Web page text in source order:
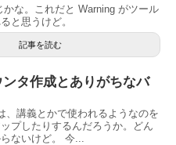
かな。これだと Warning がツール
と思うけど。
記事を読む
タ作成とありがちなバ
、講義とかで使われるようなのを
プしたりするんだろうか。どん
ないけど。 今...